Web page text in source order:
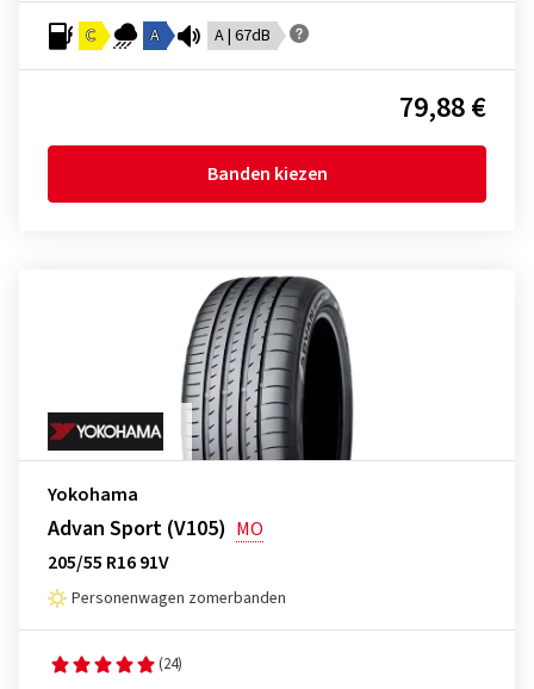
C A A | 67dB
79,88 €
Banden kiezen
Yokohama
Advan Sport (V105) MO
205/55 R16 91V
Personenwagen zomerbanden
(24)